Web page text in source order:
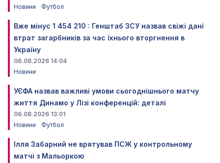
Новини
Футбол
Вже мінус 1 454 210 : Генштаб ЗСУ назвав свіжі дані
втрат загарбників за час їхнього вторгнення в
Україну
06.08.2026 14:04
Новини
УЄФА назвав важливі умови сьогоднішнього матчу
життя Динамо у Лізі конференцій: деталі
06.08.2026 13:01
Новини
Футбол
Ілля Забарний не врятував ПСЖ у контрольному
матчі з Мальоркою